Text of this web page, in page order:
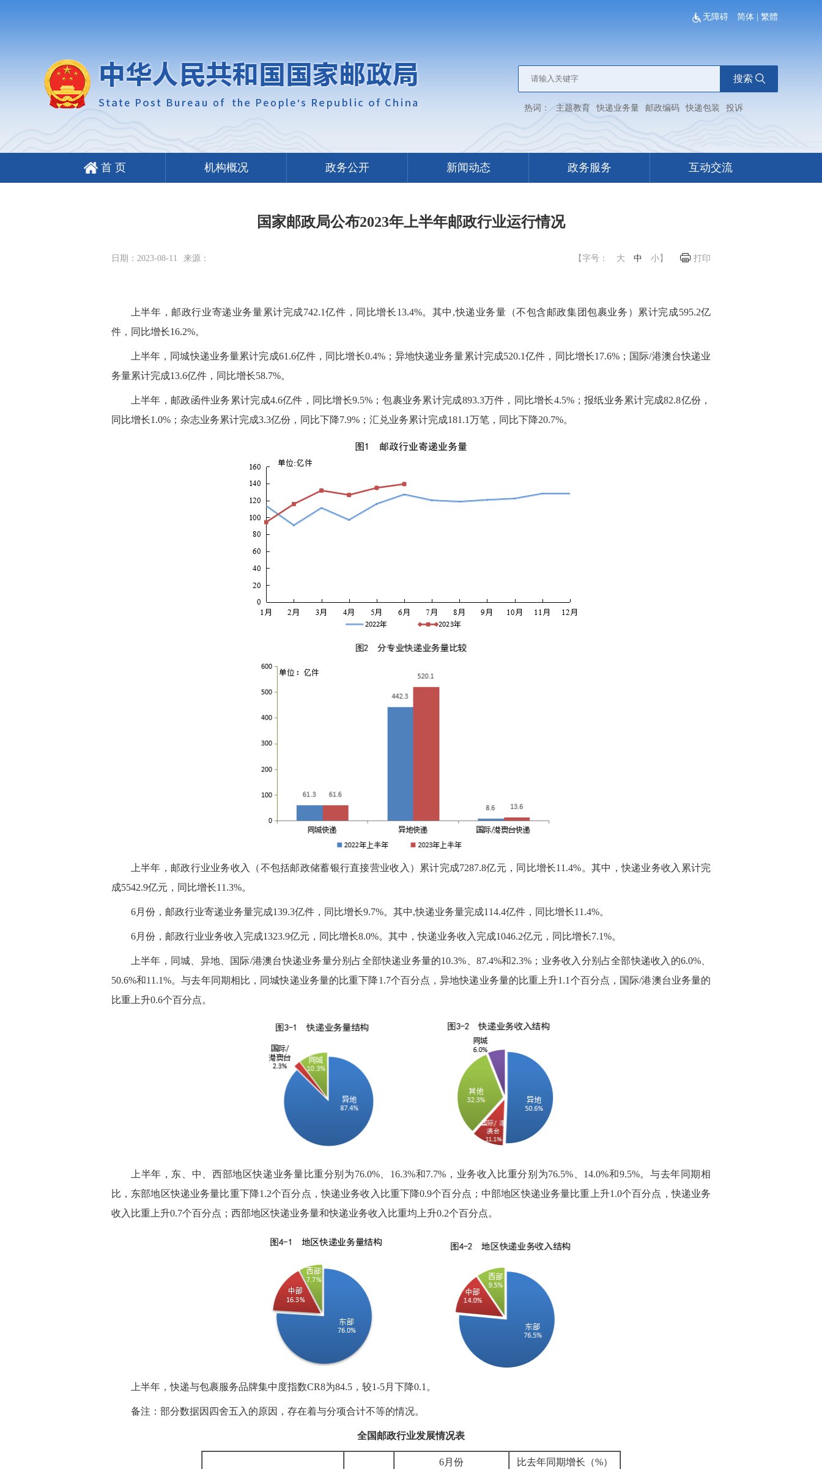
无障碍 简体 繁體
搜索
热词： 主题教育 快递业务量 邮政编码 快递包装 投诉
首 页 机构概况 政务公开 新闻动态 政务服务 互动交流
国家邮政局公布2023年上半年邮政行业运行情况
日期：2023-08-11 来源： 打印
【字号： 大 中 小 】
上半年，邮政行业寄递业务量累计完成742.1亿件，同比增长13.4%。其中,快递业务量（不包含邮政集团包裹业务）累计完成595.2亿
件，同比增长16.2%。
上半年，同城快递业务量累计完成61.6亿件，同比增长0.4%；异地快递业务量累计完成520.1亿件，同比增长17.6%；国际/港澳台快递业
务量累计完成13.6亿件，同比增长58.7%。
上半年，邮政函件业务累计完成4.6亿件，同比增长9.5%；包裹业务累计完成893.3万件，同比增长4.5%；报纸业务累计完成82.8亿份，
同比增长1.0%；杂志业务累计完成3.3亿份，同比下降7.9%；汇兑业务累计完成181.1万笔，同比下降20.7%。
上半年，邮政行业业务收入（不包括邮政储蓄银行直接营业收入）累计完成7287.8亿元，同比增长11.4%。其中，快递业务收入累计完
成5542.9亿元，同比增长11.3%。
6月份，邮政行业寄递业务量完成139.3亿件，同比增长9.7%。其中,快递业务量完成114.4亿件，同比增长11.4%。
6月份，邮政行业业务收入完成1323.9亿元，同比增长8.0%。其中，快递业务收入完成1046.2亿元，同比增长7.1%。
上半年，同城、异地、国际/港澳台快递业务量分别占全部快递业务量的10.3%、87.4%和2.3%；业务收入分别占全部快递收入的6.0%、
50.6%和11.1%。与去年同期相比，同城快递业务量的比重下降1.7个百分点，异地快递业务量的比重上升1.1个百分点，国际/港澳台业务量的
比重上升0.6个百分点。
上半年，东、中、西部地区快递业务量比重分别为76.0%、16.3%和7.7%，业务收入比重分别为76.5%、14.0%和9.5%。与去年同期相
比，东部地区快递业务量比重下降1.2个百分点，快递业务收入比重下降0.9个百分点；中部地区快递业务量比重上升1.0个百分点，快递业务
收入比重上升0.7个百分点；西部地区快递业务量和快递业务收入比重均上升0.2个百分点。
上半年，快递与包裹服务品牌集中度指数CR8为84.5，较1-5月下降0.1。
备注：部分数据因四舍五入的原因，存在着与分项合计不等的情况。
全国邮政行业发展情况表
6月份 比去年同期增长（%）